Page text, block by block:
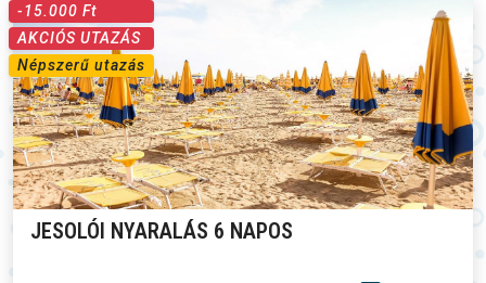
-15.000 Ft
AKCIÓS UTAZÁS
Népszerű utazás
JESOLÓI NYARALÁS 6 NAPOS